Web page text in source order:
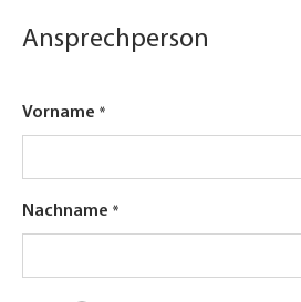
Ansprechperson
Vorname
Nachname